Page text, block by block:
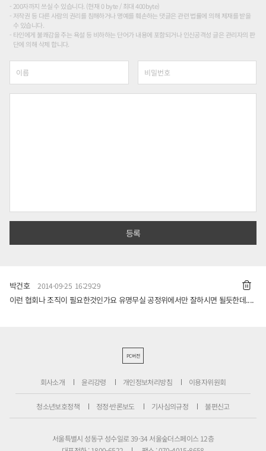
200자까지 쓰실 수 있습니다. (현재 0 byte / 최대 400byte)
저작권 등 다른 사람의 권리를 침해하거나 명예를 훼손하는 댓글은 관련 법률에 의해 제재를 받을
수 있습니다.
타인에게 불쾌감을 주는 욕설 등 비하하는 단어가 내용에 포함되거나 인신공격성 글은 관리자의 판
단에 의해 삭제 합니다.
박건호 2014-09-25 16:29:29
이런 협회나 조직이 필요한것인가요 유명무실 공정위에서만 잘하시면 될듯한데....
PC버전
회사소개 윤리강령 개인정보처리방침 이용자위원회
청소년보호정책 정정·반론보도 기사심의규정 불편신고
서울특별시 성동구 성수일로 39-34 서울숲더스페이스 12층